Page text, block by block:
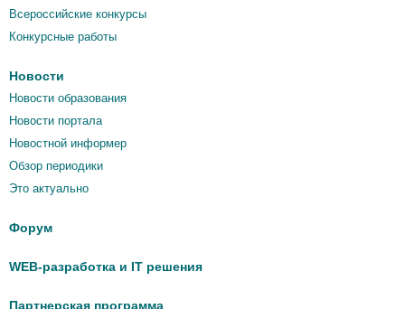
Всероссийские конкурсы
Конкурсные работы
Новости
Новости образования
Новости портала
Новостной информер
Обзор периодики
Это актуально
Форум
WEB-разработка и IT решения
Партнерская программа